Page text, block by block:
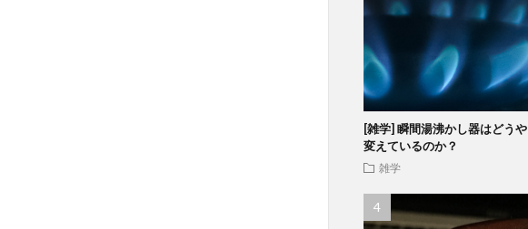
[雑学] 瞬間湯沸かし器はどう
変えているのか？
雑学